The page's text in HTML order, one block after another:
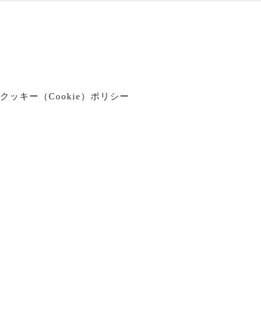
クッキー（Cookie）ポリシー